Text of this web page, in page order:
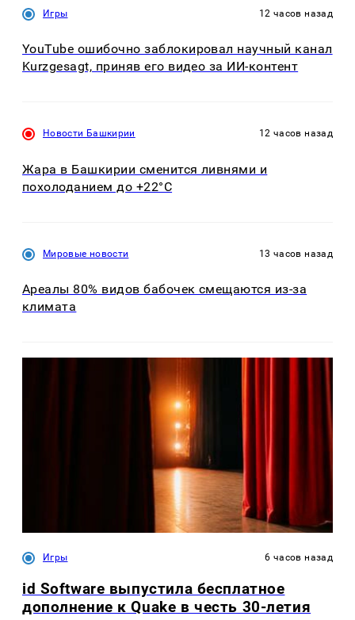
Игры 12 часов назад
YouTube ошибочно заблокировал научный канал
Kurzgesagt, приняв его видео за ИИ-контент
Новости Башкирии 12 часов назад
Жара в Башкирии сменится ливнями и
похолоданием до +22°C
Мировые новости 13 часов назад
Ареалы 80% видов бабочек смещаются из-за
климата
Игры 6 часов назад
id Software выпустила бесплатное
дополнение к Quake в честь 30-летия